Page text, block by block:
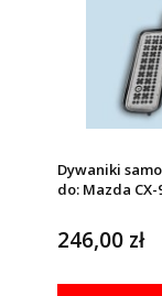
Dywaniki
do: Mazda CX-
246,00 zł